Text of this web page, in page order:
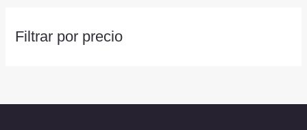
Filtrar por precio